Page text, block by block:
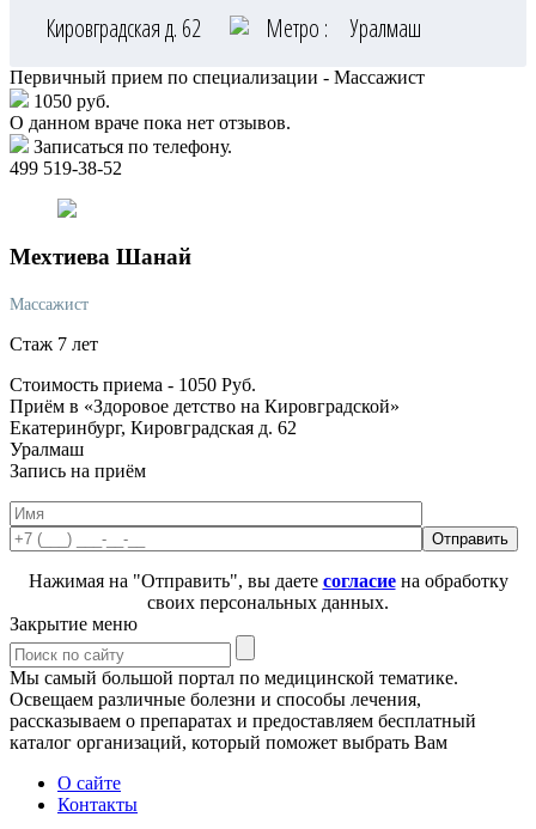
Кировградская д. 62 Метро : Уралмаш
Первичный прием по специализации - Массажист
1050 руб.
О данном враче пока нет отзывов.
Записаться по телефону.
499 519-38-52
Мехтиева Шанай
Массажист
Стаж 7 лет
Стоимость приема - 1050 Руб.
Приём в «Здоровое детство на Кировградской»
Екатеринбург, Кировградская д. 62
Уралмаш
Запись на приём
Нажимая на "Отправить", вы даете согласиена обработку
своих персональных данных.
Закрытие меню
Мы самый большой портал по медицинской тематике.
Освещаем различные болезни и способы лечения,
рассказываем о препаратах и предоставляем бесплатный
каталог организаций, который поможет выбрать Вам
О сайте
Контакты